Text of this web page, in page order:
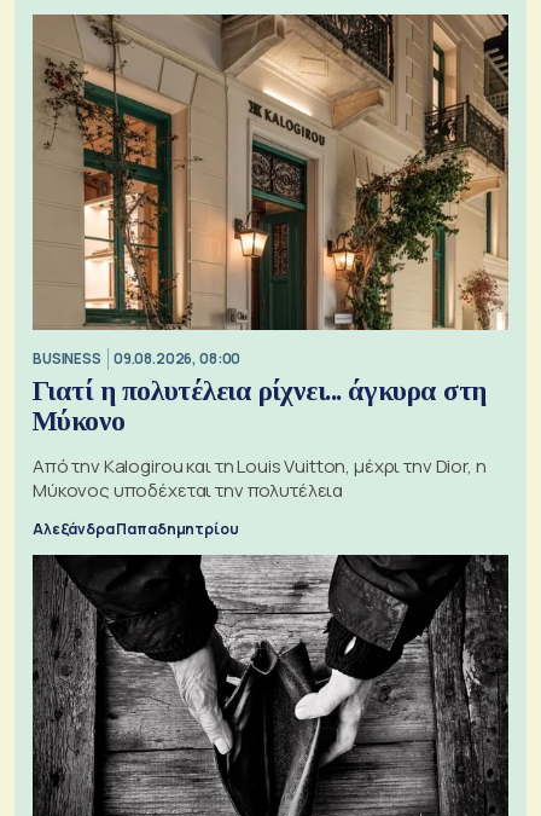
BUSINESS 09.08.2026, 08:00
Γιατί η πολυτέλεια ρίχνει... άγκυρα στη
Μύκονο
Από την Kalogirou και τη Louis Vuitton, μέχρι την Dior, η
Μύκονος υποδέχεται την πολυτέλεια
Αλεξάνδρα Παπαδημητρίου